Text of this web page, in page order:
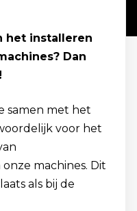
het installeren
Dan
samen met het
voor het
machines. Dit
als bij de